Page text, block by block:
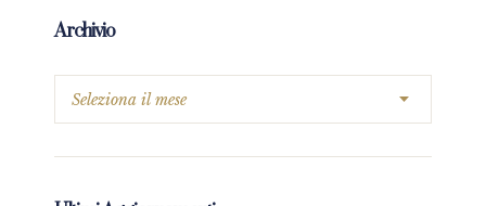
Archivio